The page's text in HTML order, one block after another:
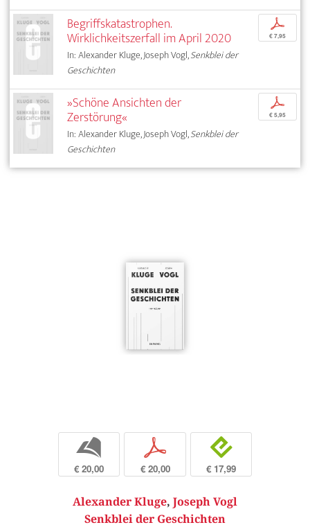
Begriffskatastrophen.
Wirklichkeitszerfall im April 2020
In: Alexander Kluge, Joseph Vogl,Senkblei der
Geschichten
p
€ 7,95
»Schöne Ansichten der
Zerstörung«
In: Alexander Kluge, Joseph Vogl,Senkblei der
Geschichten
p
€ 5,95
b
€ 20,00
p
€ 20,00
e
€ 17,99
Alexander Kluge, Joseph Vogl
Senkblei der Geschichten